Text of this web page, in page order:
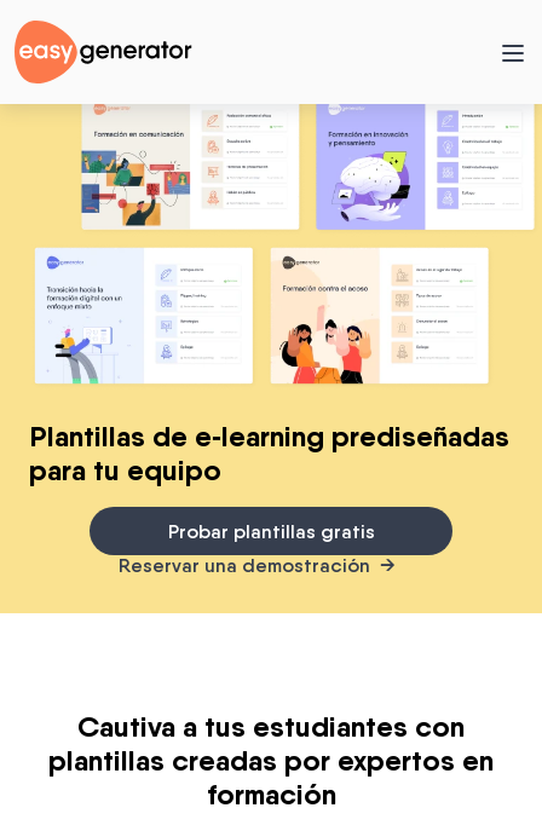
Plantillas de e‑learning prediseñadas
para tu equipo
Probar plantillas gratis
Reservar una demostración
Cautiva a tus estudiantes con
plantillas creadas por expertos en
formación